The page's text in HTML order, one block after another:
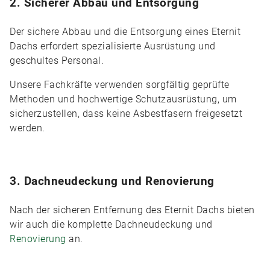
Der sichere Abbau und die Entsorgung eines Eternit
Dachs erfordert spezialisierte Ausrüstung und
geschultes Personal.
Unsere Fachkräfte verwenden sorgfältig geprüfte
Methoden und hochwertige Schutzausrüstung, um
sicherzustellen, dass keine Asbestfasern freigesetzt
werden.
3. Dachneudeckung und Renovierung
Nach der sicheren Entfernung des Eternit Dachs bieten
wir auch die komplette Dachneudeckung und
Renovierung an.